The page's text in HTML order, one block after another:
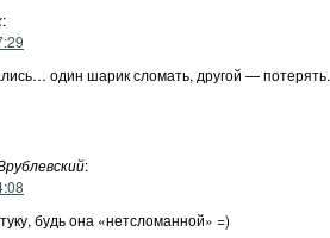
:
один шарик сломать, другой — потерять.
:
будь она «нетсломанной» =)